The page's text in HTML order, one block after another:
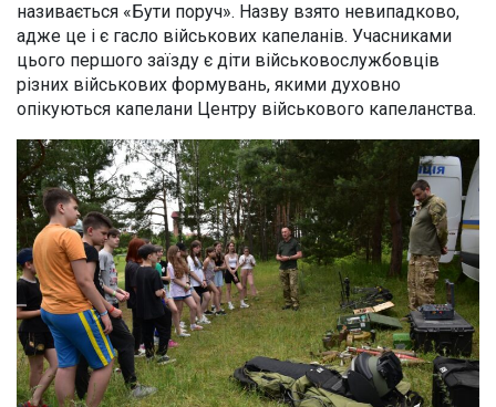
називається «Бути поруч». Назву взято невипадково,
адже це і є гасло військових капеланів. Учасниками
цього першого заїзду є діти військовослужбовців
різних військових формувань, якими духовно
опікуються капелани Центру військового капеланства.